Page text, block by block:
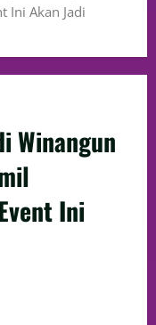
Ini Akan Jadi
Winangun
Ini